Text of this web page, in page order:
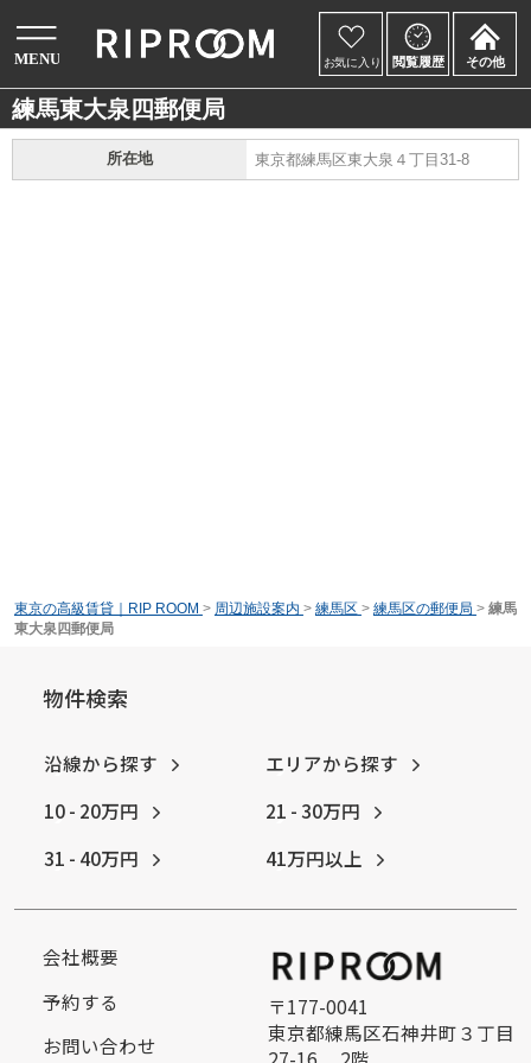
練馬東大泉四郵便局
所在地 東京都練馬区東大泉４丁目31-8
東京の高級賃貸｜RIP ROOM > 周辺施設案内 > 練馬区 > 練馬区の郵便局 > 練馬
東大泉四郵便局
物件検索
沿線から探す
エリアから探す
10 - 20万円
21 - 30万円
31 - 40万円
41万円以上
会社概要
予約する
お問い合わせ
〒177-0041
東京都練馬区石神井町３丁目